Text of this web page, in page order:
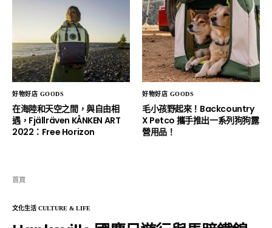
好物好店 GOODS
在海陸和天空之間，與自由相
遇，Fjällräven KÅNKEN ART
2022：Free Horizon
好物好店 GOODS
毛小孩野起來！Backcountry
X Petco 攜手推出一系列狗狗露
營用品！
首頁
文化生活 CULTURE & LIFE